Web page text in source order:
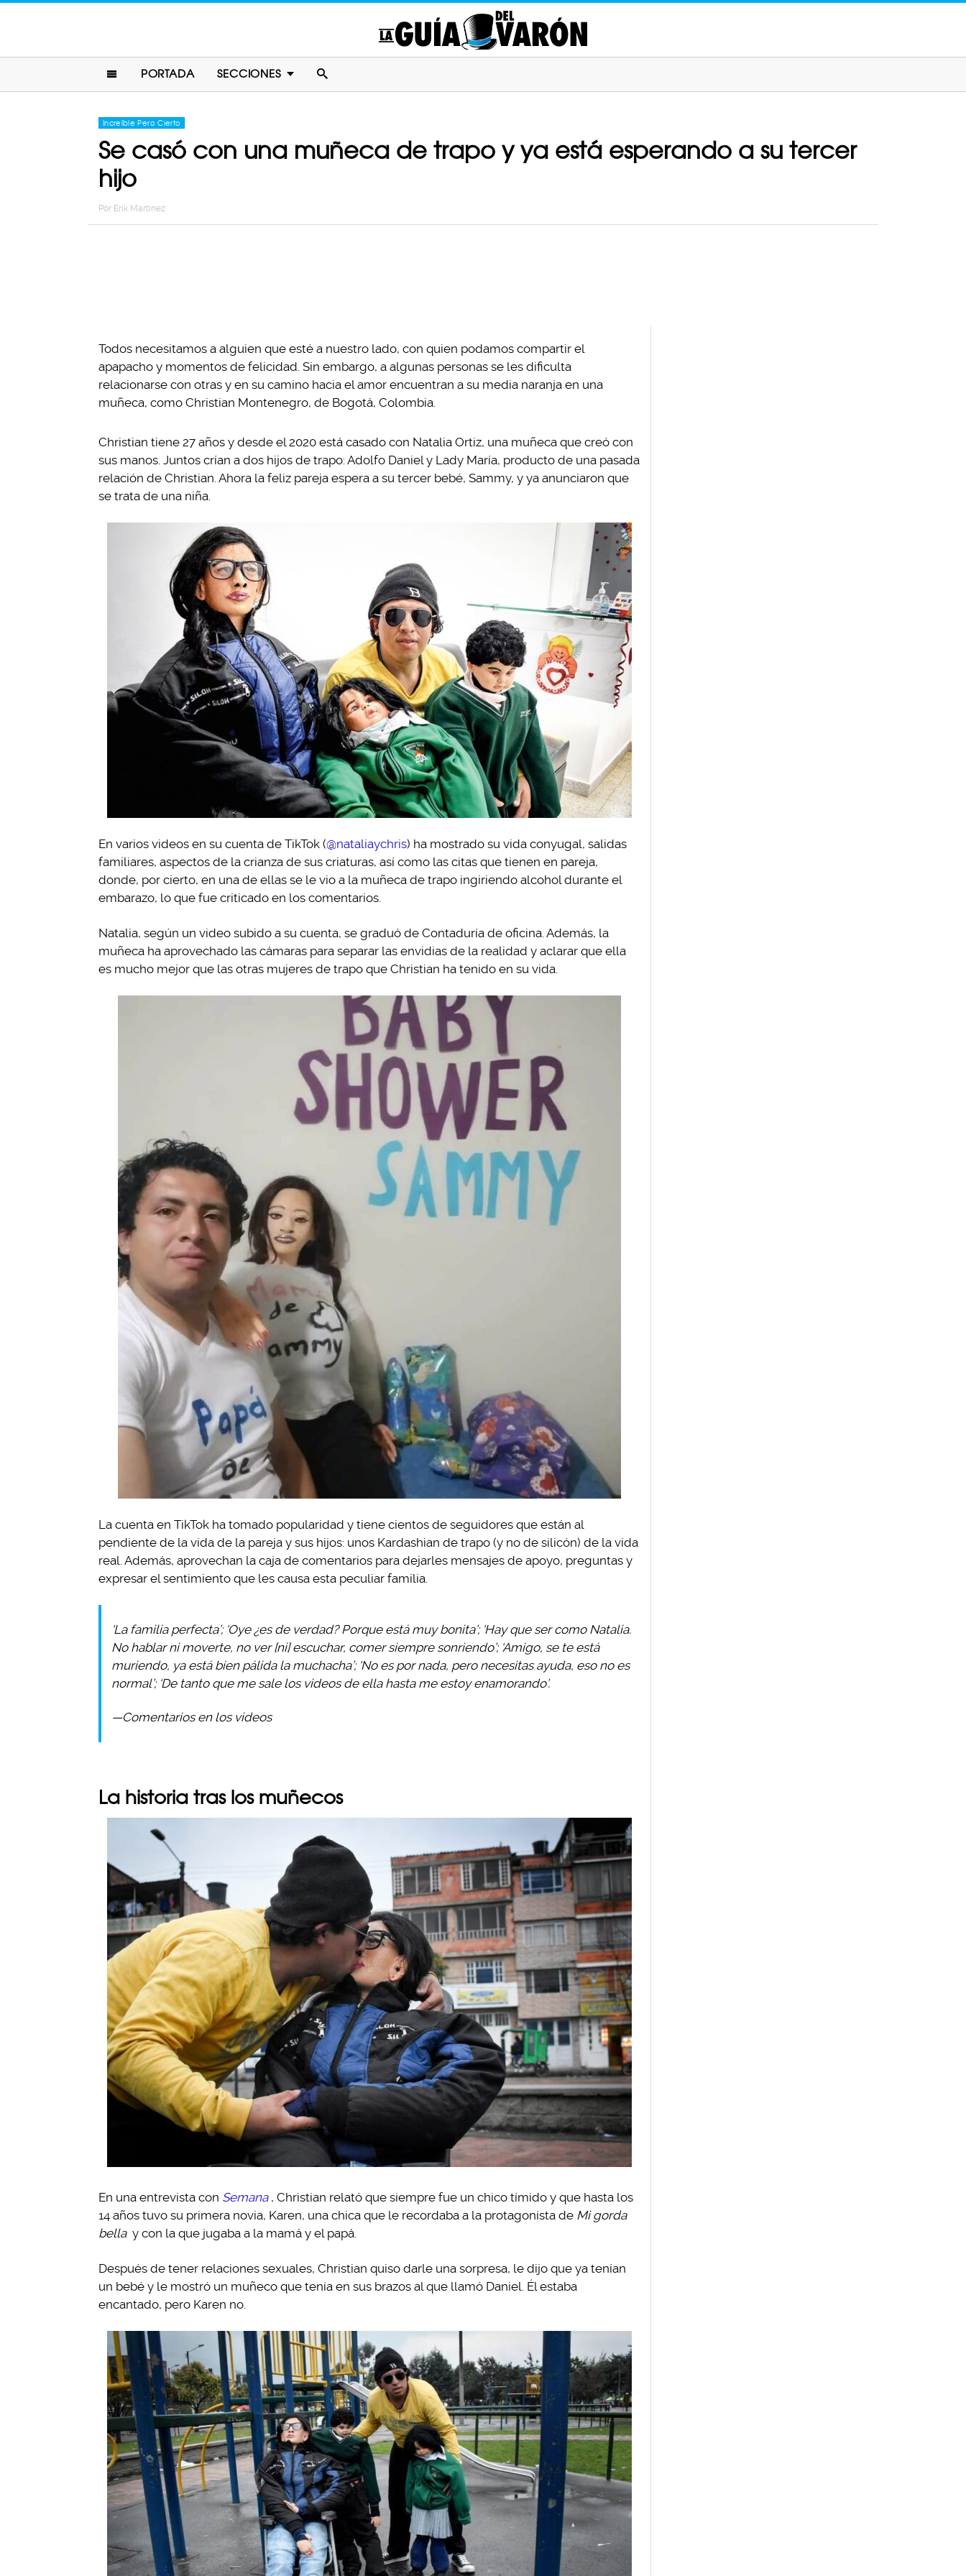
PORTADA SECCIONES
Increíble Pero Cierto
Se casó con una muñeca de trapo y ya está esperando a su tercer
hijo
Por Erik Martinez
Todos necesitamos a alguien que esté a nuestro lado, con quien podamos compartir el
apapacho y momentos de felicidad. Sin embargo, a algunas personas se les dificulta
relacionarse con otras y en su camino hacia el amor encuentran a su media naranja en una
muñeca, como Christian Montenegro, de Bogotá, Colombia.
Christian tiene 27 años y desde el 2020 está casado con Natalia Ortiz, una muñeca que creó con
sus manos. Juntos crían a dos hijos de trapo: Adolfo Daniel y Lady María, producto de una pasada
relación de Christian. Ahora la feliz pareja espera a su tercer bebé, Sammy, y ya anunciaron que
se trata de una niña.
En varios videos en su cuenta de TikTok (@nataliaychris) ha mostrado su vida conyugal, salidas
familiares, aspectos de la crianza de sus criaturas, así como las citas que tienen en pareja,
donde, por cierto, en una de ellas se le vio a la muñeca de trapo ingiriendo alcohol durante el
embarazo, lo que fue criticado en los comentarios.
Natalia, según un video subido a su cuenta, se graduó de Contaduría de oficina. Además, la
muñeca ha aprovechado las cámaras para separar las envidias de la realidad y aclarar que ella
es mucho mejor que las otras mujeres de trapo que Christian ha tenido en su vida.
La cuenta en TikTok ha tomado popularidad y tiene cientos de seguidores que están al
pendiente de la vida de la pareja y sus hijos: unos Kardashian de trapo (y no de silicón) de la vida
real. Además, aprovechan la caja de comentarios para dejarles mensajes de apoyo, preguntas y
expresar el sentimiento que les causa esta peculiar familia.
‘La familia perfecta’; ‘Oye ¿es de verdad? Porque está muy bonita’; ‘Hay que ser como Natalia.
No hablar ni moverte, no ver [ni] escuchar, comer siempre sonriendo’; ‘Amigo, se te está
muriendo, ya está bien pálida la muchacha’; ‘No es por nada, pero necesitas ayuda, eso no es
normal’; ‘De tanto que me sale los videos de ella hasta me estoy enamorando’.
—Comentarios en los videos
La historia tras los muñecos
En una entrevista con Semana , Christian relató que siempre fue un chico tímido y que hasta los
14 años tuvo su primera novia, Karen, una chica que le recordaba a la protagonista de Mi gorda
bella y con la que jugaba a la mamá y el papá.
Después de tener relaciones sexuales, Christian quiso darle una sorpresa, le dijo que ya tenían
un bebé y le mostró un muñeco que tenía en sus brazos al que llamó Daniel. Él estaba
encantado, pero Karen no.